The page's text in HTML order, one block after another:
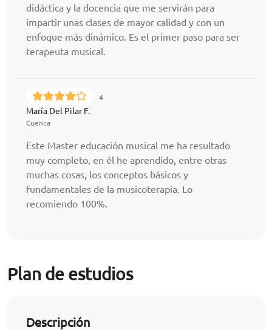
didáctica y la docencia que me servirán para
impartir unas clases de mayor calidad y con un
enfoque más dinámico. Es el primer paso para ser
terapeuta musical.
4
María Del Pilar F.
Cuenca
Este Master educación musical me ha resultado
muy completo, en él he aprendido, entre otras
muchas cosas, los conceptos básicos y
fundamentales de la musicoterapia. Lo
recomiendo 100%.
Plan de estudios
Descripción